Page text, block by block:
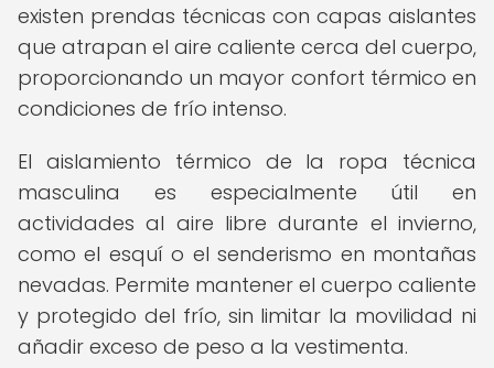
existen prendas técnicas con capas aislantes
que atrapan el aire caliente cerca del cuerpo,
proporcionando un mayor confort térmico en
condiciones de frío intenso.
El aislamiento térmico de la ropa técnica
masculina es especialmente útil en
actividades al aire libre durante el invierno,
como el esquí o el senderismo en montañas
nevadas. Permite mantener el cuerpo caliente
y protegido del frío, sin limitar la movilidad ni
añadir exceso de peso a la vestimenta.